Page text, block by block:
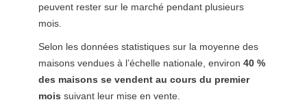
peuvent rester sur le marché pendant plusieurs
mois.
Selon les données statistiques sur la moyenne des
maisons vendues à l’échelle nationale, environ40 %
des maisons se vendent au cours du premier
mois suivant leur mise en vente.